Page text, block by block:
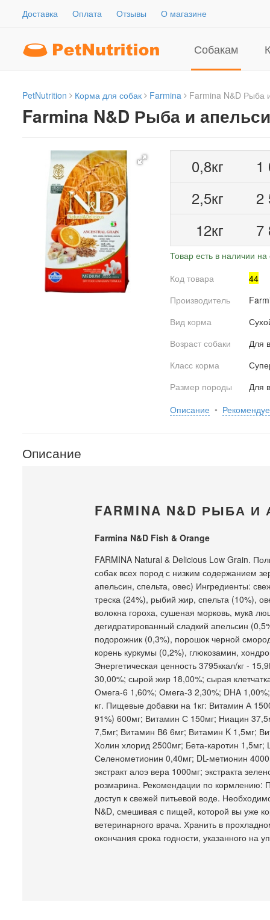
Доставка Оплата Отзывы О магазине
Собакам
PetNutrition Корма для собак Farmina Farmina N&D Рыба
Farmina N&D Рыба и
0,8кг
1
2,5кг
2
12кг
7
Товар есть в наличии на
Код товара
44
Производитель
Вид корма
Возраст собаки
Для
Класс корма
Размер породы
Для
Описание •
Описание
FARMINA N&D РЫБА
Farmina N&D Fish & Orange
FARMINA Natural & Delicious Low Grain.
собак всех пород с низким содержанием
апельсин, спельта, овес) Ингредиенты:
треска (24%), рыбий жир, спельта (10%),
волокна гороха, сушеная морковь, мукa
дегидратированный сладкий апельсин
подорожник (0,3%), порошок черной
корень куркумы (0,2%), глюкозамин,
Энергетическая ценность 3795ккал/кг -
30,00%; сырой жир 18,00%; сырая
Омега-6 1,60%; Омега-3 2,30%; DHA
кг. Пищевые добавки на 1кг: Витамин А
91%) 600мг; Витамин С 150мг; Ниацин
7,5мг; Витамин В6 6мг; Витамин K 1,5мг;
Холин хлорид 2500мг; Бета-каротин
Селенометионин 0,40мг; DL-метионин
экстракт алоэ вера 1000мг; экстракта
розмарина. Рекомендации по кормлению:
доступ к свежей питьевой воде.
N&D, смешивая с пищей, которой вы уже
ветеринарного врача. Хранить в
окончания срока годности, указанного на